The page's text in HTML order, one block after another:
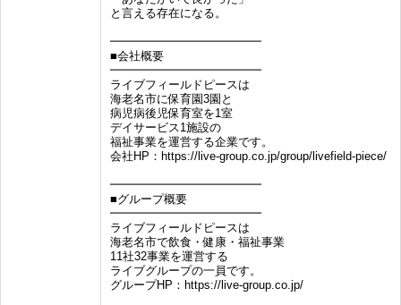
と言える存在になる。
━━━━━━━━━━━━━
■会社概要
━━━━━━━━━━━━━
ライブフィールドピースは
海老名市に保育園3園と
病児病後児保育室を1室
デイサービス1施設の
福祉事業を運営する企業です。
会社HP：https://live-group.co.jp/group/livefield-piece/
━━━━━━━━━━━━━
■グループ概要
━━━━━━━━━━━━━
ライブフィールドピースは
海老名市で飲食・健康・福祉事業
11社32事業を運営する
ライブグループの一員です。
グループHP：https://live-group.co.jp/